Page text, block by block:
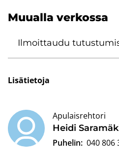
Muu­al­la ver­kos­sa
Il­moit­tau­du
Li­sä­tie­to­ja
Heidi
Apulaisrehtori
Puhelin: 040 806